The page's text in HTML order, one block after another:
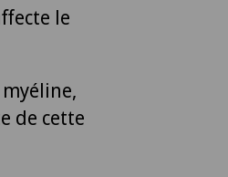
le
de cette